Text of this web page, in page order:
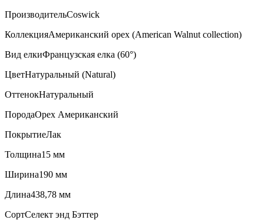
ПроизводительCoswick
КоллекцияАмериканский орех (American Walnut collection)
Вид елкиФранцузская елка (60°)
ЦветНатуральный (Natural)
ОттенокНатуральный
ПородаОрех Американский
ПокрытиеЛак
Толщина15 мм
Ширина190 мм
Длина438,78 мм
СортСелект энд Бэттер